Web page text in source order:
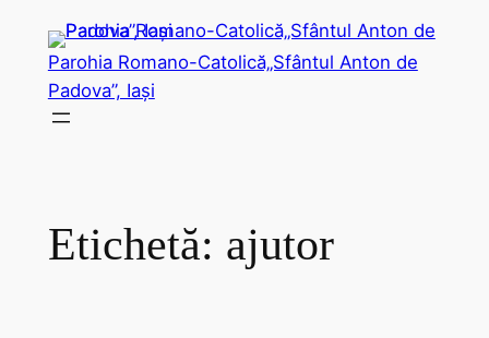
conținut
Parohia Romano-Catolică„Sfântul Anton de
Padova”, Iași
Etichetă: ajutor